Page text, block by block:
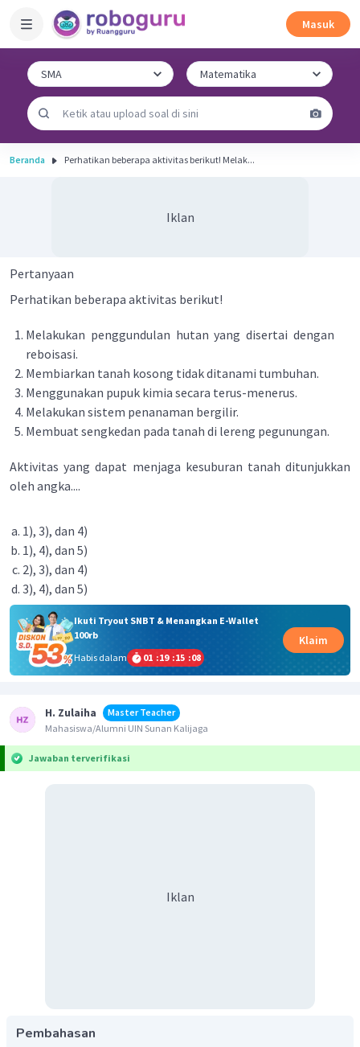
Masuk
Beranda Perhatikan beberapa aktivitas berikut! Melak...
Iklan
Pertanyaan
Perhatikan beberapa aktivitas berikut!
Melakukan penggundulan hutan yang disertai dengan
reboisasi.
Membiarkan tanah kosong tidak ditanami tumbuhan.
Menggunakan pupuk kimia secara terus-menerus.
Melakukan sistem penanaman bergilir.
Membuat sengkedan pada tanah di lereng pegunungan.
Aktivitas yang dapat menjaga kesuburan tanah ditunjukkan
oleh angka....
1), 3), dan 4)
1), 4), dan 5)
2), 3), dan 4)
3), 4), dan 5)
Ikuti Tryout SNBT & Menangkan E-Wallet
100rb
Habis dalam
01 :19 :15 :08
Klaim
H. Zulaiha
Master Teacher
Mahasiswa/Alumni UIN Sunan Kalijaga
Jawaban terverifikasi
Iklan
Pembahasan